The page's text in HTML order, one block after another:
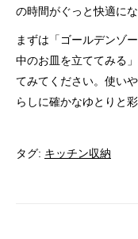
の時間がぐっと快適にな
まずは「ゴールデンゾ
中のお皿を立ててみる
てみてください。使い
らしに確かなゆとりと
タグ: キッチン収納